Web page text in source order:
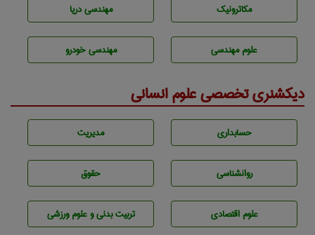
مکاترونیک مهندسی دریا
علوم مهندسی مهندسی خودرو
دیکشنری تخصصی علوم انسانی
حسابداری مديريت
روانشناسی حقوق
علوم اقتصادی تربيت بدنی و علوم ورزشی